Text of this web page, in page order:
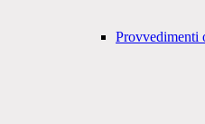
Provvedimenti